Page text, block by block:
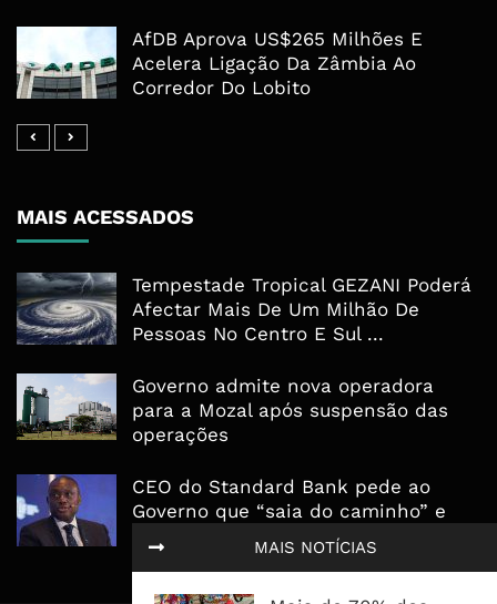
MAIS NOTÍCIAS
AfDB Aprova US$265 Milhões E
Acelera Ligação Da Zâmbia Ao
Corredor Do Lobito
MAIS ACESSADOS
Tempestade Tropical GEZANI Poderá
Afectar Mais De Um Milhão De
Pessoas No Centro E Sul ...
Governo admite nova operadora
para a Mozal após suspensão das
operações
CEO do Standard Bank pede ao
Governo que “saia do caminho” e